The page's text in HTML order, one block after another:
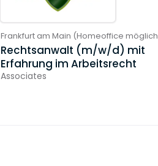
Frankfurt am Main (Homeoffice möglich
Rechtsanwalt (m/w/d) mit
Erfahrung im Arbeitsrecht
Associates